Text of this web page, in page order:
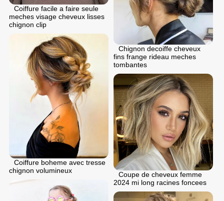
Coiffure facile a faire seule
meches visage cheveux lisses
chignon clip
Chignon dеcoiffе cheveux
fins frange rideau meches
tombantes
Coiffure boheme avec tresse
chignon volumineux
Coupe de cheveux femme
2024 mi long racines foncees